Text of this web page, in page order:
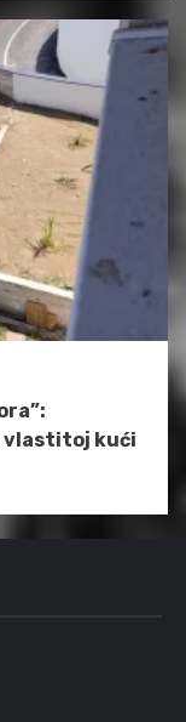
vlastitoj kući